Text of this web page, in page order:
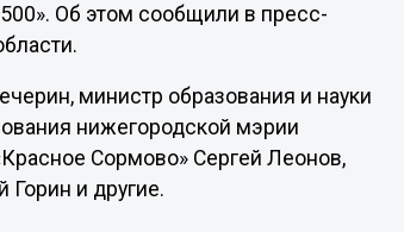
Об этом сообщили в пресс-
министр образования и науки
нижегородской мэрии
Сормово» Сергей Леонов,
Горин и другие.